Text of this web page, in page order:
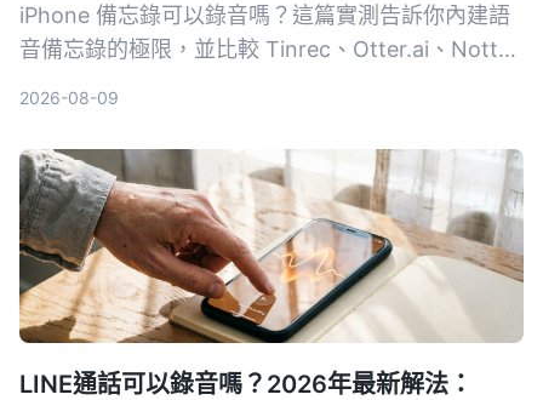
iPhone 備忘錄可以錄音嗎？這篇實測告訴你內建語
音備忘錄的極限，並比較 Tinrec、Otter.ai、Notta
2026-08-09
LINE通話可以錄音嗎？2026年最新解法：